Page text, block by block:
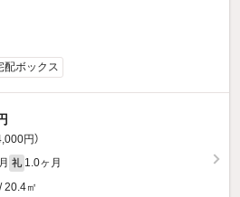
配ボックス
円）
礼 1.0ヶ月
20.4㎡